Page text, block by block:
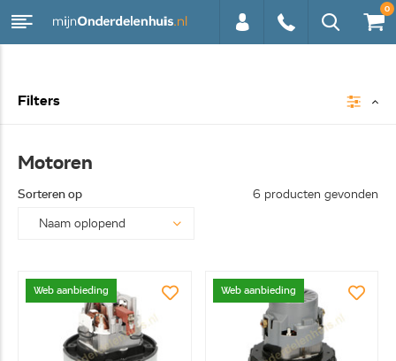
0
Filters
Motoren
Sorteren op 6 producten gevonden
Web aanbieding Web aanbieding